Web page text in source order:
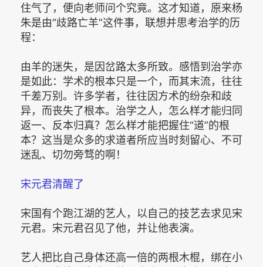
住气了，便向老师问个究竟。这才知道，原来杨
朱是由“歧路亡羊”这件事，联想并思考治学的历
程：
由羊的迷失，是因岔路太多所致。感悟到治学亦
是如此：学术的根本只是一个，而其末流，往往
千差万别。许多学者，往往因方术的纷杂和歧
异，而丧失了根本。治学之人，怎么样才能归同
返一、反本归真？怎么样才能把握住“道”的根
本？这当是众多的求道者所应当时刻留心、不可
迷乱、切勿旁骛的啊！
宋元君清醒了
宋国有个跑江湖的艺人，以自己的技艺去求见宋
元君。宋元君召见了他，并让他表演。
艺人把比自己身体还高一倍的两根木棍，绑在小